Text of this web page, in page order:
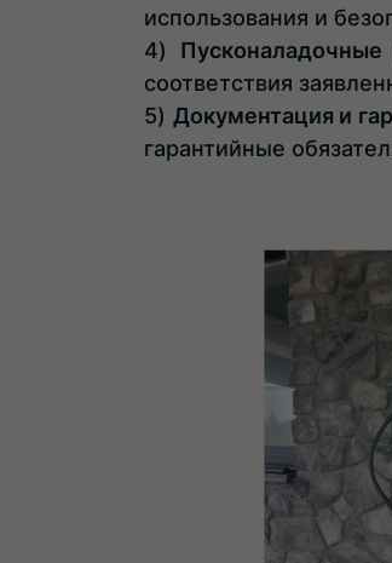
использования и
Пусконаладочные
соответствия
Документация и
гарантийные